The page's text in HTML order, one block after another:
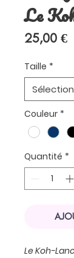
Le
25,00 €
Taille *
Couleur *
Quantité *
Le Koh-